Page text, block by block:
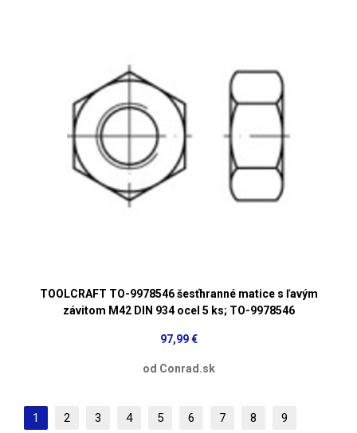
TOOLCRAFT TO-9978546 šesťhranné matice s ľavým
závitom M42 DIN 934 ocel 5 ks; TO-9978546
97,99 €
od Conrad.sk
1 2 3 4 5 6 7 8
9